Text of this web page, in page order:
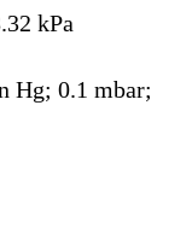
kPa
Hg; 0.1 mbar;